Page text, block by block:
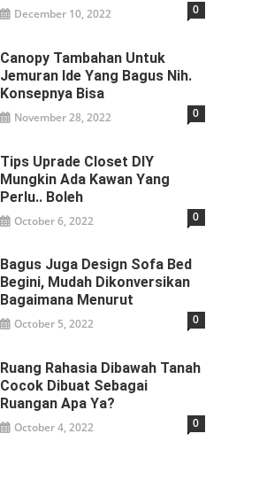
December 10, 2022 0
Canopy Tambahan Untuk
Jemuran Ide Yang Bagus Nih.
Konsepnya Bisa
November 28, 2022 0
Tips Uprade Closet DIY
Mungkin Ada Kawan Yang
Perlu.. Boleh
October 6, 2022 0
Bagus Juga Design Sofa Bed
Begini, Mudah Dikonversikan
Bagaimana Menurut
October 5, 2022 0
Ruang Rahasia Dibawah Tanah
Cocok Dibuat Sebagai
Ruangan Apa Ya?
October 4, 2022 0